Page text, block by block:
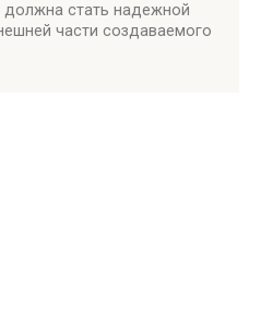
должна стать надежной
части создаваемого